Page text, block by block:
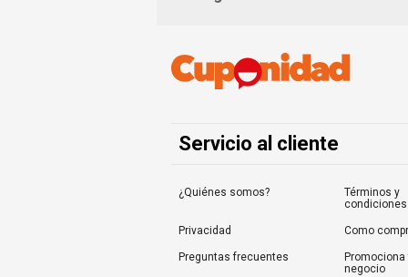
Servicio al cliente
¿Quiénes somos?
Términos y
condiciones
Privacidad Como
Preguntas frecuentes
Promociona
negocio